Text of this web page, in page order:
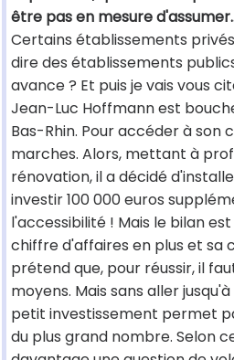
être pas en mesure
Certains établissements
dire des établissements
avance ? Et puis je vais vous
Jean-Luc Hoffmann est
Bas-Rhin. Pour accéder à son
marches. Alors, mettant à
rénovation, il a décidé
investir 100 000 euros
l'accessibilité ! Mais le bilan
chiffre d'affaires en plus et sa
prétend que, pour réussir, il
moyens. Mais sans aller
petit investissement permet
du plus grand nombre. Selon